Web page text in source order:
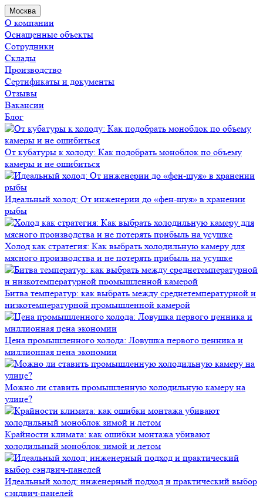
Москва
О компании
Оснащенные объекты
Сотрудники
Склады
Производство
Сертификаты и документы
Отзывы
Вакансии
Блог
От кубатуры к холоду: Как подобрать моноблок по объему
камеры и не ошибиться
Идеальный холод: От инженерии до «фен-шуя» в хранении
рыбы
Холод как стратегия: Как выбрать холодильную камеру для
мясного производства и не потерять прибыль на усушке
Битва температур: как выбрать между среднетемпературной и
низкотемпературной промышленной камерой
Цена промышленного холода: Ловушка первого ценника и
миллионная цена экономии
Можно ли ставить промышленную холодильную камеру на
улице?
Крайности климата: как ошибки монтажа убивают
холодильный моноблок зимой и летом
Идеальный холод: инженерный подход и практический выбор
сэндвич-панелей